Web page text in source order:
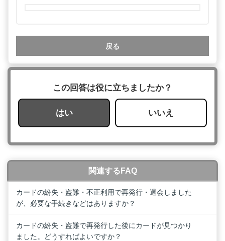
戻る
この回答は役に立ちましたか？
はい いいえ
関連するFAQ
カードの紛失・盗難・不正利用で再発行・退会しました
が、必要な手続きなどはありますか？
カードの紛失・盗難で再発行した後にカードが見つかり
ました。どうすればよいですか？